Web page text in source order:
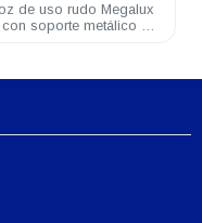
de uso rudo Megalux
soporte metálico de